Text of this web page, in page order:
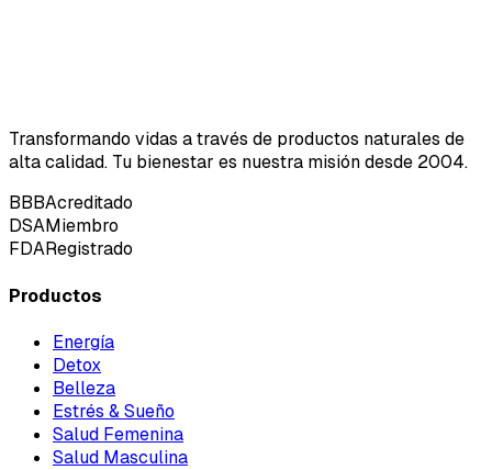
Transformando vidas a través de productos naturales de
alta calidad. Tu bienestar es nuestra misión desde 2004.
BBBAcreditado
DSAMiembro
FDARegistrado
Productos
Energía
Detox
Belleza
Estrés & Sueño
Salud Femenina
Salud Masculina